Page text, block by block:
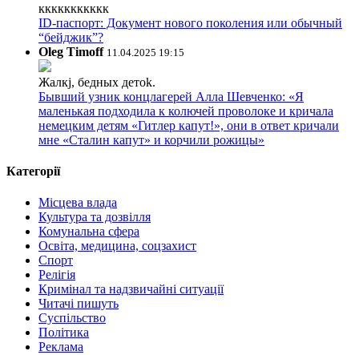
ккккккккккк
ID-паспорт: Документ нового поколения или обычный
“бейджик”?
Oleg Timoff 11.04.2025 19:15
Жалкj, бедных детok.
Бывший узник концлагерей Алла Шевченко: «Я
маленькая подходила к колючей проволоке и кричала
немецким детям «Гитлер капут!», они в ответ кричали
мне «Сталин капут» и корчили рожицы»
Категорії
Місцева влада
Культура та дозвілля
Комунальна сфера
Освіта, медицина, соцзахист
Спорт
Релігія
Кримінал та надзвичайні ситуації
Читачі пишуть
Суспільство
Політика
Реклама